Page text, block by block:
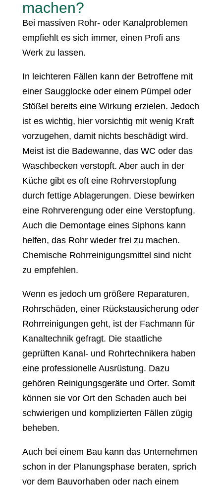
machen?
Bei massiven Rohr- oder Kanalproblemen
empfiehlt es sich immer, einen Profi ans
Werk zu lassen.
In leichteren Fällen kann der Betroffene mit
einer Saugglocke oder einem Pümpel oder
Stößel bereits eine Wirkung erzielen. Jedoch
ist es wichtig, hier vorsichtig mit wenig Kraft
vorzugehen, damit nichts beschädigt wird.
Meist ist die Badewanne, das WC oder das
Waschbecken verstopft. Aber auch in der
Küche gibt es oft eine Rohrverstopfung
durch fettige Ablagerungen. Diese bewirken
eine Rohrverengung oder eine Verstopfung.
Auch die Demontage eines Siphons kann
helfen, das Rohr wieder frei zu machen.
Chemische Rohrreinigungsmittel sind nicht
zu empfehlen.
Wenn es jedoch um größere Reparaturen,
Rohrschäden, einer Rückstausicherung oder
Rohrreinigungen geht, ist der Fachmann für
Kanaltechnik gefragt. Die staatliche
geprüften Kanal- und Rohrtechnikera haben
eine professionelle Ausrüstung. Dazu
gehören Reinigungsgeräte und Orter. Somit
können sie vor Ort den Schaden auch bei
schwierigen und komplizierten Fällen zügig
beheben.
Auch bei einem Bau kann das Unternehmen
schon in der Planungsphase beraten, sprich
vor dem Bauvorhaben oder nach einem